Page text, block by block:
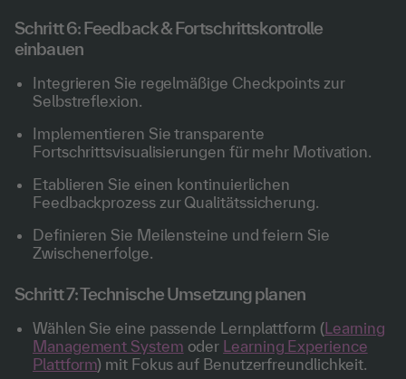
Schritt 6: Feedback & Fortschrittskontrolle
einbauen
Integrieren Sie regelmäßige Checkpoints zur
Selbstreflexion.
Implementieren Sie transparente
Fortschrittsvisualisierungen für mehr Motivation.
Etablieren Sie einen kontinuierlichen
Feedbackprozess zur Qualitätssicherung.
Definieren Sie Meilensteine und feiern Sie
Zwischenerfolge.
Schritt 7: Technische Umsetzung planen
Wählen Sie eine passende Lernplattform (Learning
Management System oder Learning Experience
Plattform) mit Fokus auf Benutzerfreundlichkeit.